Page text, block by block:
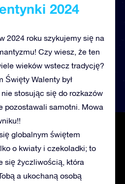
2024
2024 roku szykujemy się na
Czy wiesz, że ten
wieków wstecz tradycję?
Święty Walenty był
stosując się do rozkazów
pozostawali samotni. Mowa
globalnym świętem
o kwiaty i czekoladki; to
się życzliwością, która
a ukochaną osobą